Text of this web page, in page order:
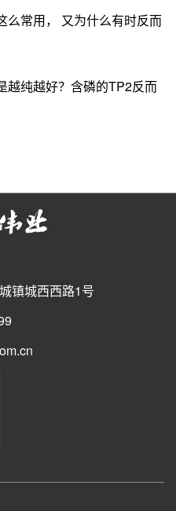
么常用， 又为什么有时反而
越纯越好？含磷的TP2反而
镇城西西路1号